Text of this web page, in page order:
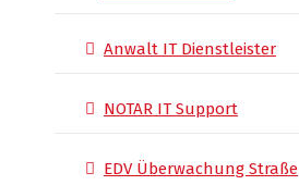
Anwalt IT Dienstleister
NOTAR IT Support
EDV Überwachung Straße